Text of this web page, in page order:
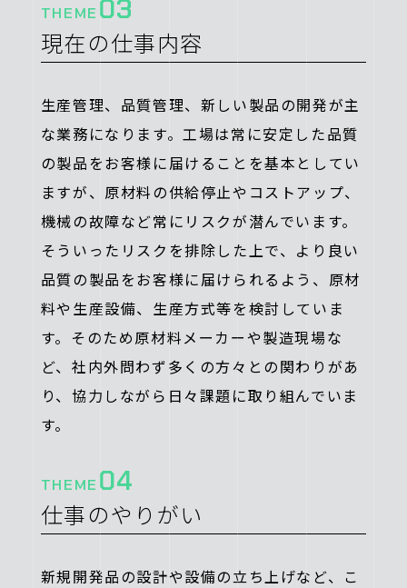
THEME 03
現在の仕事内容
生産管理、品質管理、新しい製品の開発が主
な業務になります。工場は常に安定した品質
の製品をお客様に届けることを基本としてい
ますが、原材料の供給停止やコストアップ、
機械の故障など常にリスクが潜んでいます。
そういったリスクを排除した上で、より良い
品質の製品をお客様に届けられるよう、原材
料や生産設備、生産方式等を検討していま
す。そのため原材料メーカーや製造現場な
ど、社内外問わず多くの方々との関わりがあ
り、協力しながら日々課題に取り組んでいま
す。
THEME 04
仕事のやりがい
新規開発品の設計や設備の立ち上げなど、こ